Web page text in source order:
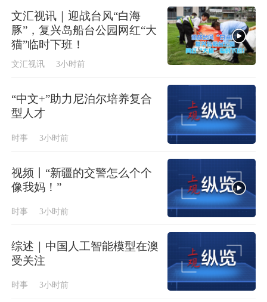
文汇视讯｜迎战台风“白海
豚”，复兴岛船台公园网红“大
猫”临时下班！
文汇视讯 3小时前
“中文+”助力尼泊尔培养复合
型人才
时事 3小时前
视频丨“新疆的交警怎么个个
像我妈！”
时事 3小时前
综述｜中国人工智能模型在澳
受关注
时事 3小时前